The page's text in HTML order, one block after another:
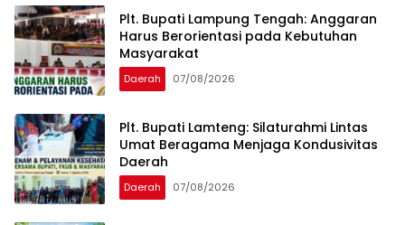
Plt. Bupati Lampung Tengah: Anggaran
Harus Berorientasi pada Kebutuhan
Masyarakat
Daerah 07/08/2026
Plt. Bupati Lamteng: Silaturahmi Lintas
Umat Beragama Menjaga Kondusivitas
Daerah
Daerah 07/08/2026